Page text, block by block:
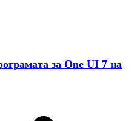
за One UI 7 на